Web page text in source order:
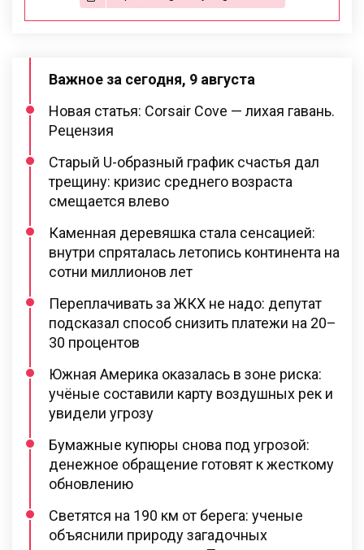
Важное за сегодня, 9 августа
Новая статья: Corsair Cove — лихая гавань.
Рецензия
Старый U-образный график счастья дал
трещину: кризис среднего возраста
смещается влево
Каменная деревяшка стала сенсацией:
внутри спряталась летопись континента на
сотни миллионов лет
Переплачивать за ЖКХ не надо: депутат
подсказал способ снизить платежи на 20–
30 процентов
Южная Америка оказалась в зоне риска:
учёные составили карту воздушных рек и
увидели угрозу
Бумажные купюры снова под угрозой:
денежное обращение готовят к жесткому
обновлению
Светятся на 190 км от берега: ученые
объяснили природу загадочных